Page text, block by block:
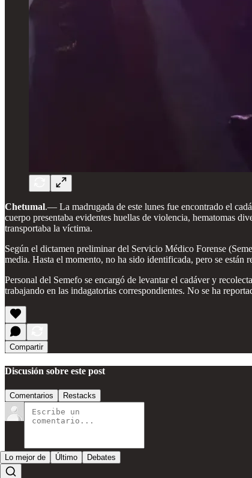
Chetumal.— La madrugada de este lunes fue encontrado el
cuerpo presentaba evidentes huellas de violencia, hematomas
transportaba la víctima.
Según el dictamen preliminar del Servicio Médico Forense
media. Hasta el momento, no ha sido identificada, pero se están
Personal del Semefo se encargó de levantar el cadáver y
trabajando en las indagatorias correspondientes. No se ha
Compartir
Discusión sobre este post
Comentarios Restacks
Lo mejor de Último Debates